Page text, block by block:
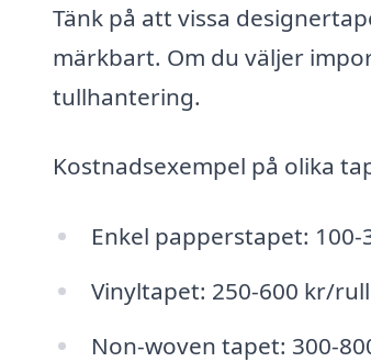
Tänk på att vissa
märkbart. Om du väljer
tullhantering.
Kostnadsexempel på olika
Enkel papperstapet:
Vinyltapet: 250-600 kr/
Non-woven tapet: 300-